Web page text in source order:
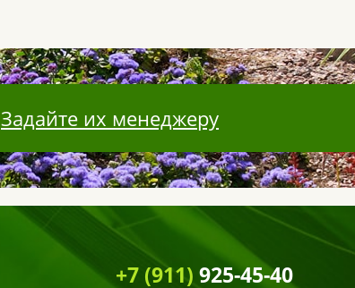
Задайте их менеджеру
+7 (911) 925-45-40